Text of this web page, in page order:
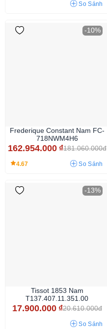
So Sánh
-10%
Frederique Constant Nam FC-
718NWM4H6
162.954.000 ₫181.060.000đ
4.67 So Sánh
-13%
Tissot 1853 Nam
T137.407.11.351.00
17.900.000 ₫20.610.000đ
So Sánh